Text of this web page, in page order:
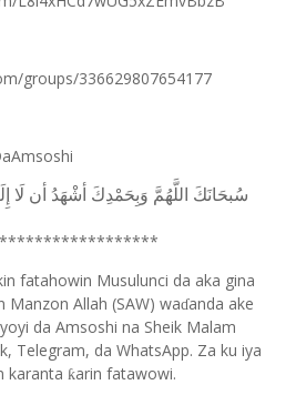
groups/336629807654177
ﺳُﺒﺤَﺎﻧَﻚَ ﺍﻟﻠَّﻬُﻢَّ ﻭَﺑِﺤَﻤْﺪِﻙَ ﺃﺷْﻬَﺪُ ﺃﻥ ﻟَﺎ
fatahowin Musulunci da aka gina
Manzon Allah (SAW) waɗanda ake
da Amsoshi na Sheik Malam
Telegram, da WhatsApp. Za ku iya
karanta ƙarin fatawowi.